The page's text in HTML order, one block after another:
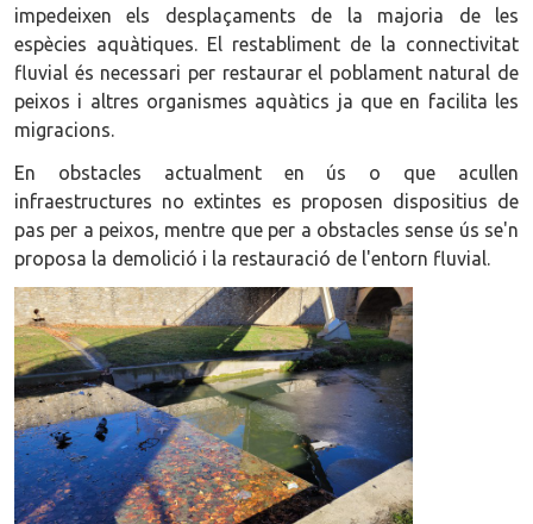
impedeixen els desplaçaments de la majoria de les
espècies aquàtiques. El restabliment de la connectivitat
fluvial és necessari per restaurar el poblament natural de
peixos i altres organismes aquàtics ja que en facilita les
migracions.
En obstacles actualment en ús o que acullen
infraestructures no extintes es proposen dispositius de
pas per a peixos, mentre que per a obstacles sense ús se'n
proposa la demolició i la restauració de l'entorn fluvial.